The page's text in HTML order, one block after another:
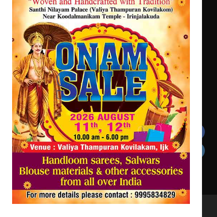
ട്യുണീഷ്യൻ ചിത്രം ” ദി വോയിസ്
ഓഫ് ഹിന്ദ് റജബ് ” ഇരിങ്ങാലക്കുട
ഫിലിം സൊസൈറ്റി ആഗസ്റ്റ് 7
വെള്ളിയാഴ്ച സ്‌ക്രീൻ ചെയ്യുന്നു
Get In Touch
Twitter Facebook
LinkedIn Instagram
YouTube
All Rights Reserved to irinjalakudalive.com Powered